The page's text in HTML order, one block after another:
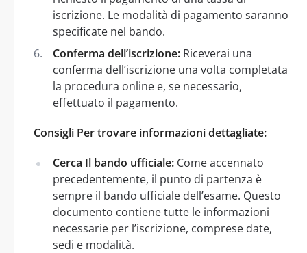
iscrizione. Le modalità di pagamento saranno
specificate nel bando.
Conferma dell’iscrizione: Riceverai una
conferma dell’iscrizione una volta completata
la procedura online e, se necessario,
effettuato il pagamento.
Consigli Per trovare informazioni dettagliate:
Cerca Il bando ufficiale: Come accennato
precedentemente, il punto di partenza è
sempre il bando ufficiale dell’esame. Questo
documento contiene tutte le informazioni
necessarie per l’iscrizione, comprese date,
sedi e modalità.